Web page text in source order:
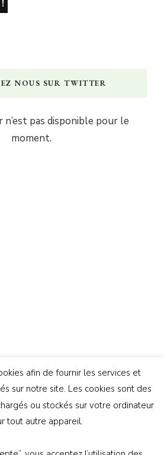
NOUS SUR TWITTER
pas disponible pour le
moment.
afin de fournir les services et
sur notre site. Les cookies sont des
ou stockés sur votre ordinateur
tout autre appareil.